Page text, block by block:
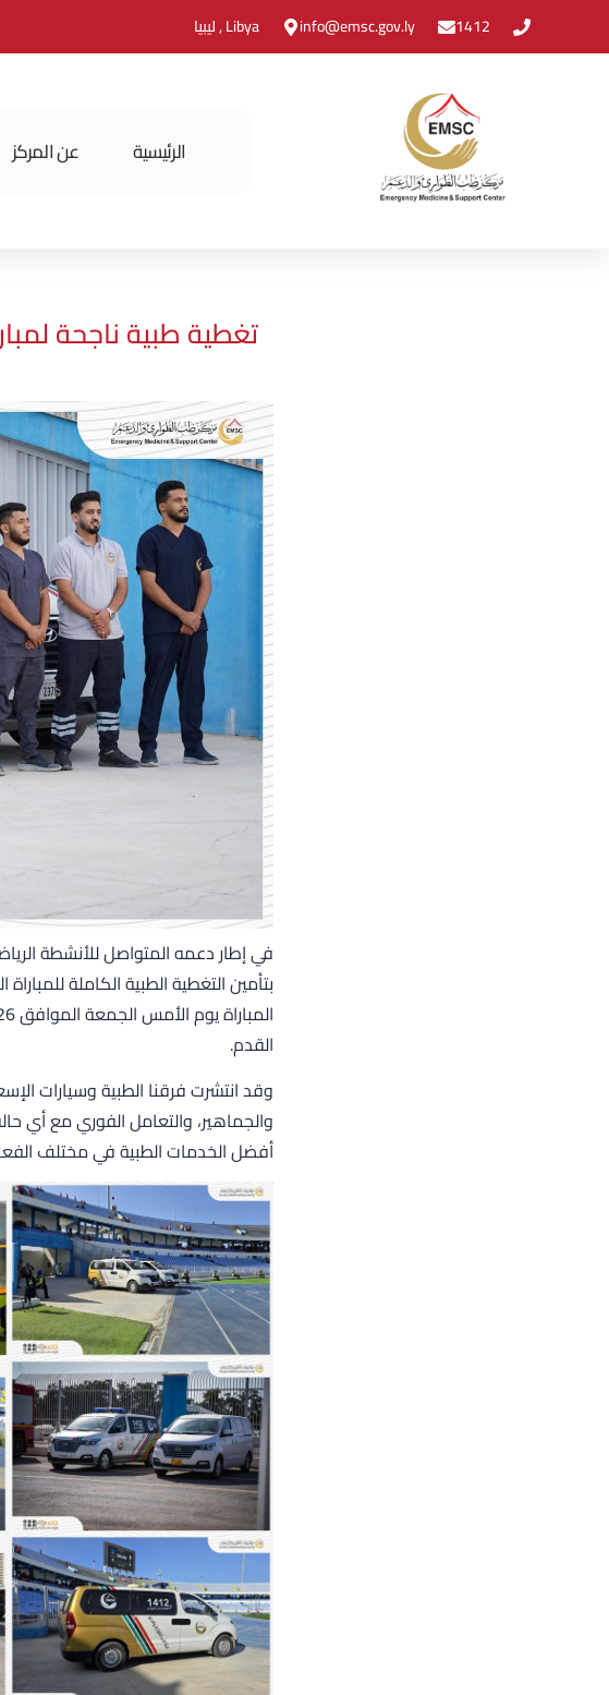
1412
info@emsc.gov.ly Libya , ليبيا
الرئيسية عن المركز
تغطية طبية ناجحة
في إطار دعمه المتواصل للأنشطة
بتأمين التغطية الطبية الكاملة
القدم.
وقد انتشرت فرقنا الطبية وسيارات
والجماهير، والتعامل الفوري مع أي
أفضل الخدمات الطبية في مختلف